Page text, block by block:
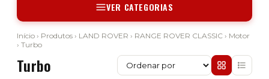
VER CATEGORIAS
Início › Produtos › LAND ROVER › RANGE ROVER CLASSIC › Motor
› Turbo
Turbo